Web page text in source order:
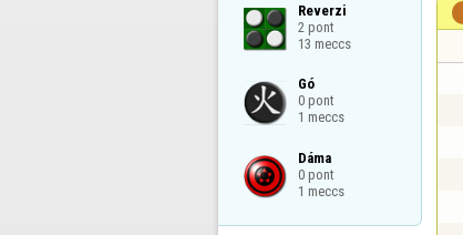
Reverzi
2 pont
13 meccs
Gó
0 pont
1 meccs
Dáma
0 pont
1 meccs